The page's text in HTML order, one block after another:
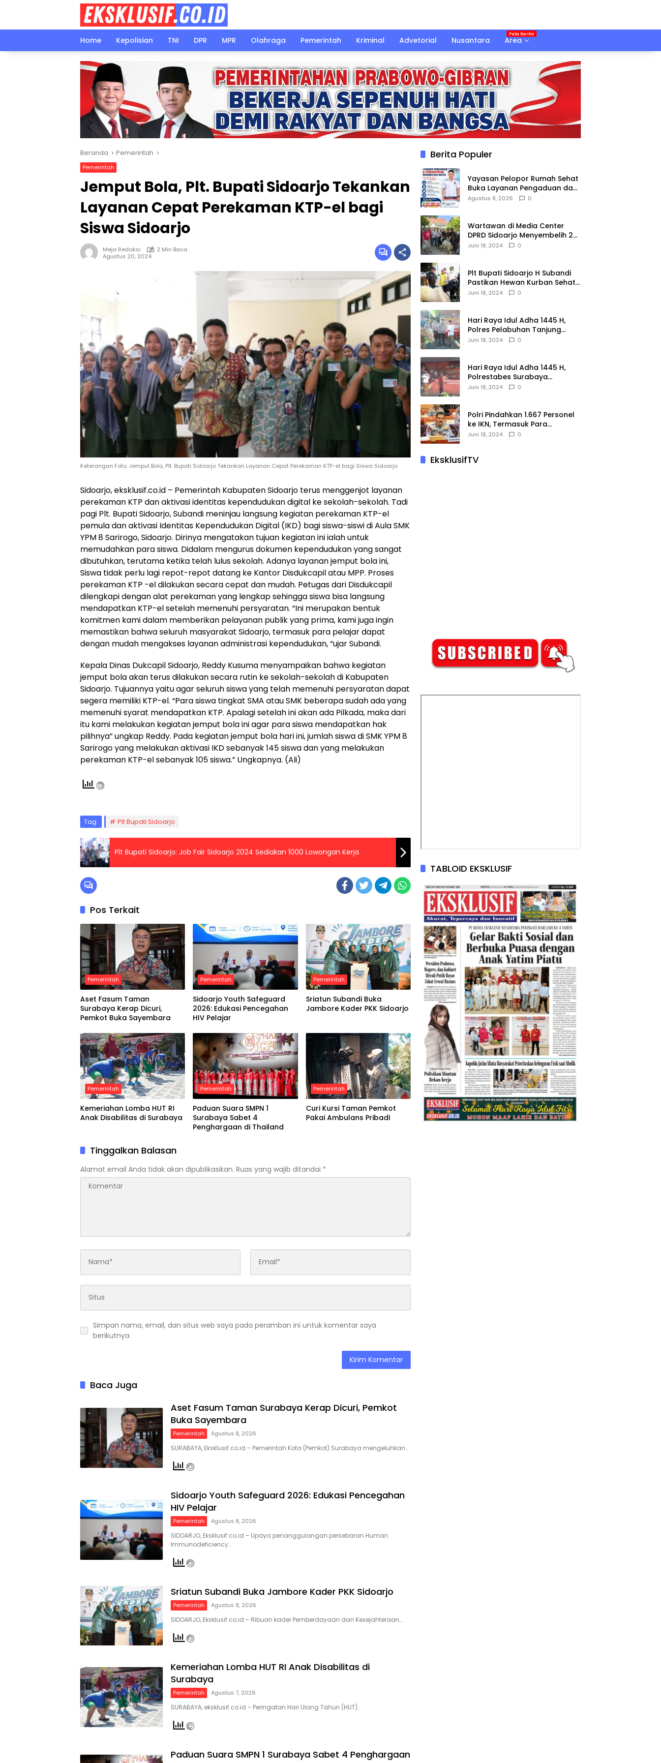
Home
Kepolisian TNI DPR MPR Olahraga Pemerintah Kriminal Advetorial Nusantara Area
Beranda Pemerintah
Pemerintah
Jemput Bola, Plt. Bupati Sidoarjo Tekankan
Layanan Cepat Perekaman KTP-el bagi
Siswa Sidoarjo
Meja Redaksi
2 Min Baca
Agustus 20, 2024
Keterangan Foto: Jemput Bola, Plt. Bupati Sidoarjo Tekankan Layanan Cepat Perekaman KTP-el bagi Siswa Sidoarjo.
Sidoarjo, eksklusif.co.id – Pemerintah Kabupaten Sidoarjo terus menggenjot layanan
perekaman KTP dan aktivasi identitas kependudukan digital ke sekolah-sekolah. Tadi
pagi Plt. Bupati Sidoarjo, Subandi meninjau langsung kegiatan perekaman KTP-el
pemula dan aktivasi Identitas Kependudukan Digital (IKD) bagi siswa-siswi di Aula SMK
YPM 8 Sarirogo, Sidoarjo. Dirinya mengatakan tujuan kegiatan ini ialah untuk
memudahkan para siswa. Didalam mengurus dokumen kependudukan yang sangat
dibutuhkan, terutama ketika telah lulus sekolah. Adanya layanan jemput bola ini,
Siswa tidak perlu lagi repot-repot datang ke Kantor Disdukcapil atau MPP. Proses
perekaman KTP -el dilakukan secara cepat dan mudah. Petugas dari Disdukcapil
dilengkapi dengan alat perekaman yang lengkap sehingga siswa bisa langsung
mendapatkan KTP-el setelah memenuhi persyaratan. “Ini merupakan bentuk
komitmen kami dalam memberikan pelayanan publik yang prima, kami juga ingin
memastikan bahwa seluruh masyarakat Sidoarjo, termasuk para pelajar dapat
dengan mudah mengakses layanan administrasi kependudukan, “ujar Subandi.
Kepala Dinas Dukcapil Sidoarjo, Reddy Kusuma menyampaikan bahwa kegiatan
jemput bola akan terus dilakukan secara rutin ke sekolah-sekolah di Kabupaten
Sidoarjo. Tujuannya yaitu agar seluruh siswa yang telah memenuhi persyaratan dapat
segera memiliki KTP-el. “Para siswa tingkat SMA atau SMK beberapa sudah ada yang
memenuhi syarat mendapatkan KTP. Apalagi setelah ini akan ada Pilkada, maka dari
itu kami melakukan kegiatan jemput bola ini agar para siswa mendapatkan hak
pilihnya” ungkap Reddy. Pada kegiatan jemput bola hari ini, jumlah siswa di SMK YPM 8
Sarirogo yang melakukan aktivasi IKD sebanyak 145 siswa dan yang melakukan
perekaman KTP-el sebanyak 105 siswa.” Ungkapnya. (Ali)
Tag: Plt Bupati Sidoarjo
Plt Bupati Sidoarjo: Job Fair Sidoarjo 2024 Sediakan 1000 Lowongan Kerja
Pos Terkait
Pemerintah
Aset Fasum Taman
Surabaya Kerap Dicuri,
Pemkot Buka Sayembara
Pemerintah
Sidoarjo Youth Safeguard
2026: Edukasi Pencegahan
HIV Pelajar
Pemerintah
Sriatun Subandi Buka
Jambore Kader PKK Sidoarjo
Pemerintah
Kemeriahan Lomba HUT RI
Anak Disabilitas di Surabaya
Pemerintah
Paduan Suara SMPN 1
Surabaya Sabet 4
Penghargaan di Thailand
Pemerintah
Curi Kursi Taman Pemkot
Pakai Ambulans Pribadi
Tinggalkan Balasan
Alamat email Anda tidak akan dipublikasikan. Ruas yang wajib ditandai *
Simpan nama, email, dan situs web saya pada peramban ini untuk komentar saya
berikutnya.
Baca Juga
Aset Fasum Taman Surabaya Kerap Dicuri, Pemkot
Buka Sayembara
Pemerintah Agustus 8, 2026
SURABAYA, Eksklusif.co.id – Pemerintah Kota (Pemkot) Surabaya mengeluhkan…
Sidoarjo Youth Safeguard 2026: Edukasi Pencegahan
HIV Pelajar
Pemerintah Agustus 8, 2026
SIDOARJO, Eksklusif.co.id – Upaya penanggulangan persebaran Human
Immunodeficiency…
Sriatun Subandi Buka Jambore Kader PKK Sidoarjo
Pemerintah Agustus 8, 2026
SIDOARJO, Eksklusif.co.id – Ribuan kader Pemberdayaan dan Kesejahteraan…
Kemeriahan Lomba HUT RI Anak Disabilitas di
Surabaya
Pemerintah Agustus 7, 2026
SURABAYA, eksklusif.co.id – Peringatan Hari Ulang Tahun (HUT)…
Paduan Suara SMPN 1 Surabaya Sabet 4 Penghargaan
Berita Populer
Yayasan Pelopor Rumah Sehat
Buka Layanan Pengaduan dan
Pendampingan Rehabilitasi
Agustus 8, 2026 0
Wartawan di Media Center
DPRD Sidoarjo Menyembelih 2
Ekor Kambing
Juni 18, 2024 0
Plt Bupati Sidoarjo H Subandi
Pastikan Hewan Kurban Sehat
dan Aman
Juni 18, 2024 0
Hari Raya Idul Adha 1445 H,
Polres Pelabuhan Tanjung
Perak Salurkan 49 Hewan
Juni 18, 2024 0
Hari Raya Idul Adha 1445 H,
Polrestabes Surabaya
Menerima dan Menyalurkan
Juni 18, 2024 0
Polri Pindahkan 1.667 Personel
ke IKN, Termasuk Para
Jenderal.
Juni 18, 2024 0
EksklusifTV
TABLOID EKSKLUSIF